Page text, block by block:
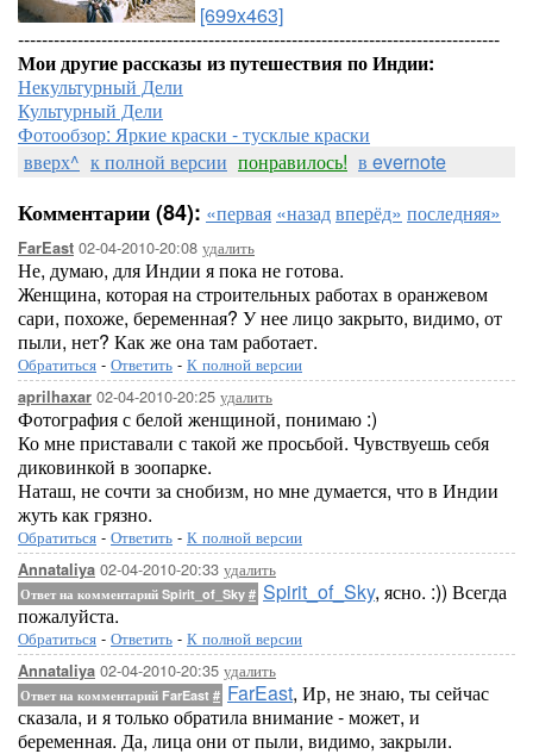
[699x463]
---------------------------------------------------------------------------------
Мои другие рассказы из путешествия по Индии:
Некультурный Дели
Культурный Дели
Фотообзор: Яркие краски - тусклые краски
вверх^ к полной версии понравилось! в evernote
Комментарии (84): «первая «назадвперёд» последняя»
FarEast 02-04-2010-20:08 удалить
Не, думаю, для Индии я пока не готова.
Женщина, которая на строительных работах в оранжевом
сари, похоже, беременная? У нее лицо закрыто, видимо, от
пыли, нет? Как же она там работает.
Обратиться - Ответить - К полной версии
aprilhaxar 02-04-2010-20:25 удалить
Фотография с белой женщиной, понимаю :)
Ко мне приставали с такой же просьбой. Чувствуешь себя
диковинкой в зоопарке.
Наташ, не сочти за снобизм, но мне думается, что в Индии
жуть как грязно.
Обратиться - Ответить - К полной версии
Annataliya 02-04-2010-20:33 удалить
Ответ на комментарий Spirit_of_Sky # Spirit_of_Sky, ясно. :)) Всегда
пожалуйста.
Обратиться - Ответить - К полной версии
Annataliya 02-04-2010-20:35 удалить
Ответ на комментарий FarEast # FarEast, Ир, не знаю, ты сейчас
сказала, и я только обратила внимание - может, и
беременная. Да, лица они от пыли, видимо, закрыли.